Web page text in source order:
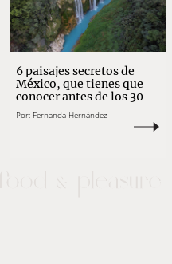
6 paisajes secretos de
México, que tienes que
conocer antes de los 30
Por: Fernanda Hernández